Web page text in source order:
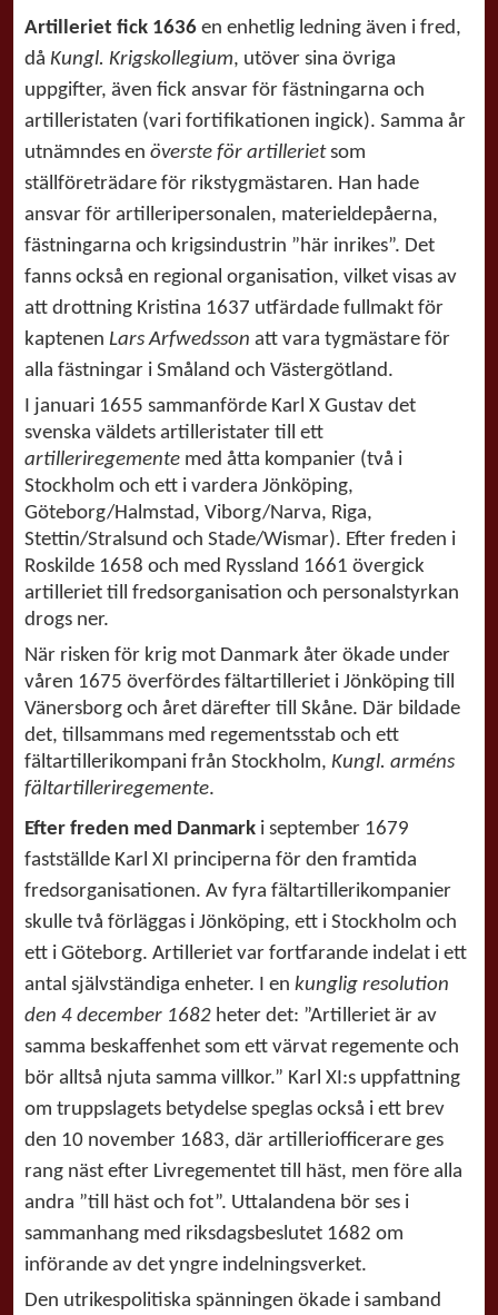
Artilleriet fick 1636 en enhetlig ledning även i fred,
då Kungl. Krigskollegium, utöver sina övriga
uppgifter, även fick ansvar för fästningarna och
artilleristaten (vari fortifikationen ingick). Samma år
utnämndes en överste för artillerietsom
ställföreträdare för rikstygmästaren. Han hade
ansvar för artilleripersonalen, materieldepåerna,
fästningarna och krigsindustrin ”här inrikes”. Det
fanns också en regional organisation, vilket visas av
att drottning Kristina 1637 utfärdade fullmakt för
kaptenen Lars Arfwedsson att vara tygmästare för
alla fästningar i Småland och Västergötland.
I januari 1655 sammanförde Karl X Gustav det
svenska väldets artilleristater till ett
artilleriregemente med åtta kompanier (två i
Stockholm och ett i vardera Jönköping,
Göteborg/Halmstad, Viborg/Narva, Riga,
Stettin/Stralsund och Stade/Wismar). Efter freden i
Roskilde 1658 och med Ryssland 1661 övergick
artilleriet till fredsorganisation och personalstyrkan
drogs ner.
När risken för krig mot Danmark åter ökade under
våren 1675 överfördes fältartilleriet i Jönköping till
Vänersborg och året därefter till Skåne. Där bildade
det, tillsammans med regementsstab och ett
fältartillerikompani från Stockholm, Kungl. arméns
fältartilleriregemente.
Efter freden med Danmark i september 1679
fastställde Karl XI principerna för den framtida
fredsorganisationen. Av fyra fältartillerikompanier
skulle två förläggas i Jönköping, ett i Stockholm och
ett i Göteborg. Artilleriet var fortfarande indelat i ett
antal självständiga enheter. I en kunglig resolution
den 4 december 1682 heter det: ”Artilleriet är av
samma beskaffenhet som ett värvat regemente och
bör alltså njuta samma villkor.” Karl XI:s uppfattning
om truppslagets betydelse speglas också i ett brev
den 10 november 1683, där artilleriofficerare ges
rang näst efter Livregementet till häst, men före alla
andra ”till häst och fot”. Uttalandena bör ses i
sammanhang med riksdagsbeslutet 1682 om
införande av det yngre indelningsverket.
Den utrikespolitiska spänningen ökade i samband